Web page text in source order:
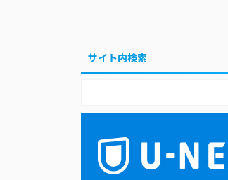
サイト内検索